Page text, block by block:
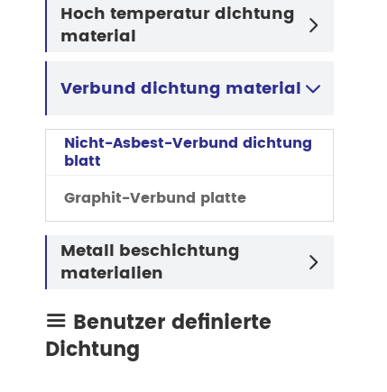
Hoch temperatur dichtung
material

Verbund dichtung material 
Nicht-Asbest-Verbund dichtung
blatt
Graphit-Verbund platte
Metall beschichtung
materialien

 Benutzer definierte
Dichtung